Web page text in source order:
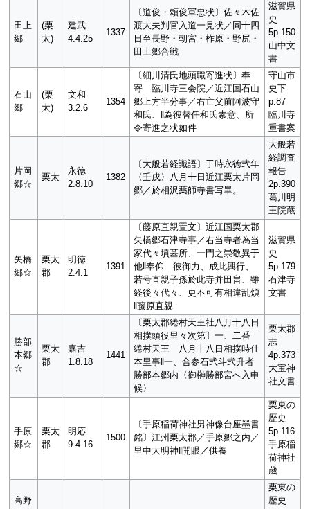
田上
郷
(栗
太)
建武
4.4.25
1337
〔道俊・頼俊軍忠状〕佐々木佐
渡大夫判官入道一見状／同十四
日至長野・朝宮・柞原・野尻・
田上郷合戦
滋賀県
史
5p.150
山中文
書
石山
郷
(栗
太)
文和
3.2.6
1354
〔細川清氏地頭職寄進状〕奉
寄 臨川寺三会院／近江国石山
郷上方半分事／右亡父前阿波守
和氏、‖為彼替任和氏素意、所
令寄進之状如件
守山市
史下
p.87
臨川寺
重書案
片岡
郷☆
栗太
永徳
2.8.10
1382
〔大般若経識語〕于時永徳弐年
〈壬戌〉八月十日近江栗太片岡
郷／於相沢薬師寺書写畢。
大般若
経調査
報告
2p.390
葛川明
王院蔵
矢橋
郷☆
栗太
郡
明徳
2.4.1
1391
〔藤原直親置文〕近江国栗太郡
矢橋郷石津寺事／右当寺者為当
家代々墳墓所、一門之崇敬異于
他‖奉仰 彼御力、成此興行、
若号直親子孫於此寺并田畠、雖
経後々代々、更不可有相違乱煩
‖藤原直親
滋賀県
史
5p.179
石津寺
文書
勝部
本郷
☆
栗太
郡
嘉吉
1.8.18
1441
〔栗太郡綣村天王社八月十八日
相撲頭役里々次第〕一、二番
綣村天王 八月十八日相撲時仕
本里事‖一、合参石弐斗弐升者
勝部本郷内〈御榊勝部宮へ入申
候〉
栗太郡
志
4p.373
大宝神
社文書
手原
郷☆
栗太
郡
明応
9.4.16
1500
〔手原稲荷神社男神像台座墨書
銘〕江州栗太郡／手原郷之内／
里中大明神‖開眼／供養
栗東の
歴史
5p.116
手原稲
荷神社
蔵
高野
栗東の
歴史